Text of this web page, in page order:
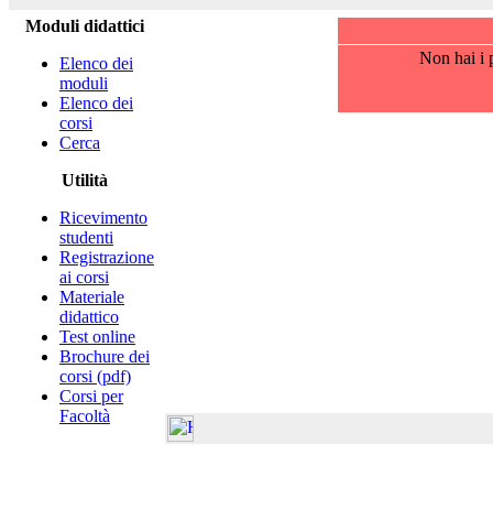
Moduli didattici
Elenco dei
moduli
Elenco dei
corsi
Cerca
Utilità
Ricevimento
studenti
Registrazione
ai corsi
Materiale
didattico
Test online
Brochure dei
corsi (pdf)
Corsi per
Facoltà
Non hai i